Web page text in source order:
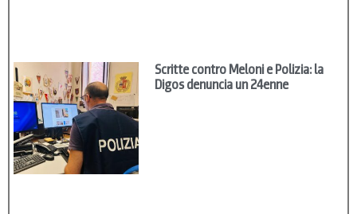
Scritte contro Meloni e Polizia: la
Digos denuncia un 24enne